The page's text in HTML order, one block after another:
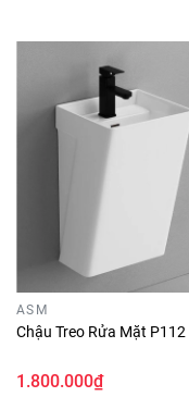
ASM
Chậu Treo Rửa Mặt P112
1.800.000₫